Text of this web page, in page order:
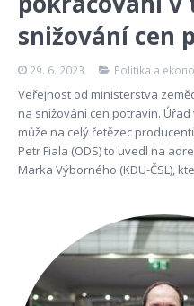
snižování cen
29. 6. 2023 Politika a
Veřejnost od ministerstva
na snižování cen potravin.
může na celý řetězec
Petr Fiala (ODS) to uvedl na
Marka Výborného (KDU-ČSL),